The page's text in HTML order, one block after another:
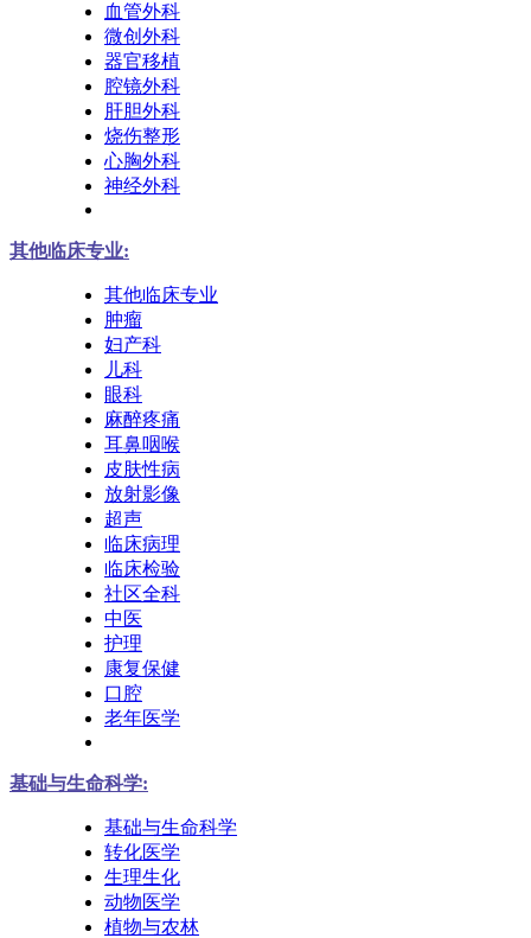
血管外科
微创外科
器官移植
腔镜外科
肝胆外科
烧伤整形
心胸外科
神经外科
其他临床专业:
其他临床专业
肿瘤
妇产科
儿科
眼科
麻醉疼痛
耳鼻咽喉
皮肤性病
放射影像
超声
临床病理
临床检验
社区全科
中医
护理
康复保健
口腔
老年医学
基础与生命科学:
基础与生命科学
转化医学
生理生化
动物医学
植物与农林